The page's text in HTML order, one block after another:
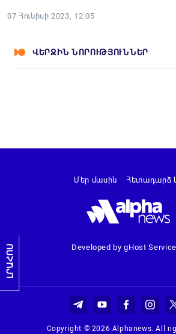
07 Հունիսի 2023, 12:05
ՎԵՐՋԻՆ ՆՈՐՈՒԹՅՈՒՆՆԵՐ
ԼՐԱՀՈՍ Developed by gHost
Մեր մասին Հետադարձ
Copyright © 2026 Alphanews. All